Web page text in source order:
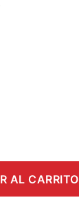
AL CARRITO